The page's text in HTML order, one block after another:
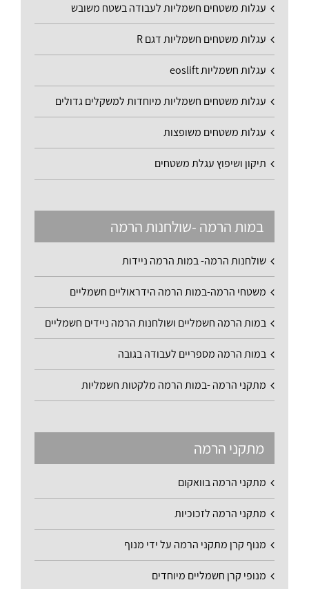
עגלות משטחים חשמליות לעבודה בשטח משובש
עגלות משטחים חשמליות דגם R
עגלות חשמליות eoslift
עגלות משטחים חשמליות מיוחדות למשקלים גדולים
עגלות משטחים משופצות
תיקון ושיפוץ עגלת משטחים
במות הרמה -שולחנות הרמה
שולחנות הרמה- במות הרמה ניידות
משטחי הרמה-במות הרמה הידראוליים חשמליים
במות הרמה חשמליים ושולחנות הרמה ניידים חשמליים
במות הרמה מספריים לעבודה בגובה
מתקני הרמה -במות הרמה מלקטות חשמליות
מתקני הרמה
מתקני הרמה בוואקום
מתקני הרמה לזכוכיות
מנוף קרן מתקני הרמה על ידי מנוף
מנופי קרן חשמליים מיוחדים